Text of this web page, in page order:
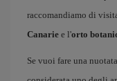
raccomandiamo di
Canarie e l'orto
Se vuoi fare una